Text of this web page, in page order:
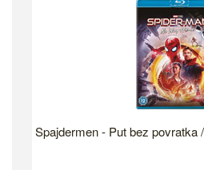
Spajdermen - Put bez povratka